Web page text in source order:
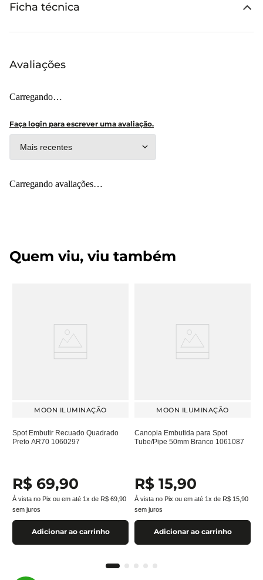
Ficha técnica
Avaliações
Carregando…
Faça login para escrever uma avaliação.
Mais recentes
Carregando avaliações…
Quem viu, viu também
MOON ILUMINAÇÃO
Spot Embutir Recuado Quadrado
Preto AR70 1060297
R$ 69,90
À vista no Pix ou em até 1x de R$ 69 90
sem juros
Adicionar ao carrinho
MOON ILUMINAÇÃO
Canopla Embutida para Spot
Tube/Pipe 50mm Branco 1061087
R$ 15,90
À vista no Pix ou em até 1x de R$ 15 90
sem juros
Adicionar ao carrinho